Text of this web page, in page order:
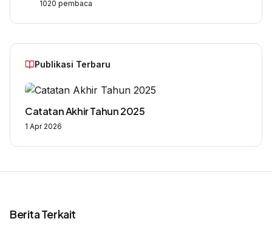
1020 pembaca
Publikasi Terbaru
Catatan Akhir Tahun 2025
1 Apr 2026
Berita Terkait